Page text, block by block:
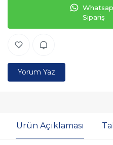
Sipariş
Yorum Yaz
Ürün Açıklaması